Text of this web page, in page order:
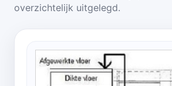
overzichtelijk uitgelegd.